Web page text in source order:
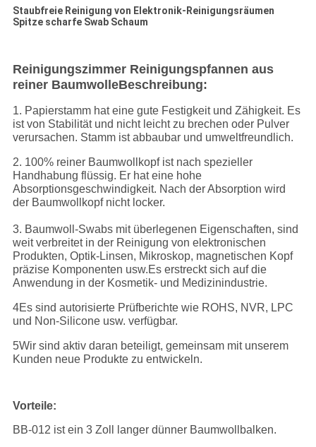
Staubfreie Reinigung von Elektronik-Reinigungsräumen
Spitze scharfe Swab Schaum
Reinigungszimmer Reinigungspfannen aus
reiner BaumwolleBeschreibung:
1. Papierstamm hat eine gute Festigkeit und Zähigkeit. Es
ist von Stabilität und nicht leicht zu brechen oder Pulver
verursachen. Stamm ist abbaubar und umweltfreundlich.
2. 100% reiner Baumwollkopf ist nach spezieller
Handhabung flüssig. Er hat eine hohe
Absorptionsgeschwindigkeit. Nach der Absorption wird
der Baumwollkopf nicht locker.
3. Baumwoll-Swabs mit überlegenen Eigenschaften, sind
weit verbreitet in der Reinigung von elektronischen
Produkten, Optik-Linsen, Mikroskop, magnetischen Kopf
präzise Komponenten usw.Es erstreckt sich auf die
Anwendung in der Kosmetik- und Medizinindustrie.
4Es sind autorisierte Prüfberichte wie ROHS, NVR, LPC
und Non-Silicone usw. verfügbar.
5Wir sind aktiv daran beteiligt, gemeinsam mit unserem
Kunden neue Produkte zu entwickeln.
Vorteile:
BB-012 ist ein 3 Zoll langer dünner Baumwollbalken.